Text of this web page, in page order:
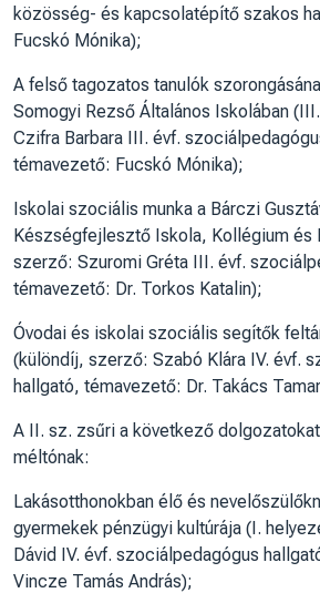
közösség- és kapcsolatépítő szakos
Fucskó Mónika);
A felső tagozatos tanulók
Somogyi Rezső Általános Iskolában
Czifra Barbara III. évf.
témavezető: Fucskó Mónika);
Iskolai szociális munka a Bárczi
Készségfejlesztő Iskola, Kollégium és
szerző: Szuromi Gréta III. évf.
témavezető: Dr. Torkos Katalin);
Óvodai és iskolai szociális segítők
(különdíj, szerző: Szabó Klára IV. évf.
hallgató, témavezető: Dr. Takács
A II. sz. zsűri a következő
méltónak:
Lakásotthonokban élő és
gyermekek pénzügyi kultúrája (I.
Dávid IV. évf. szociálpedagógus
Vincze Tamás András);